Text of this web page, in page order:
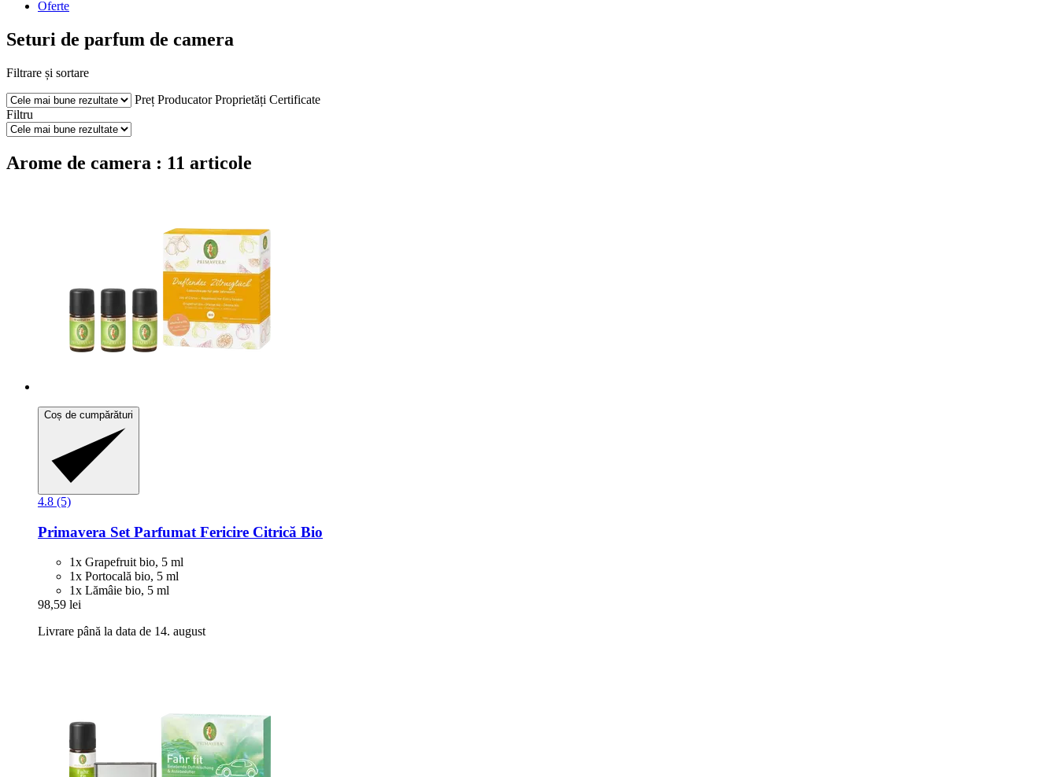
Oferte
Seturi de parfum de camera
Filtrare și sortare
Preț Producator Proprietăți Certificate
Filtru
Arome de camera : 11 articole
Coș de cumpărături
4.8 (5)
Primavera Set Parfumat Fericire Citrică Bio
1x Grapefruit bio, 5 ml
1x Portocală bio, 5 ml
1x Lămâie bio, 5 ml
98,59 lei
Livrare până la data de 14. august